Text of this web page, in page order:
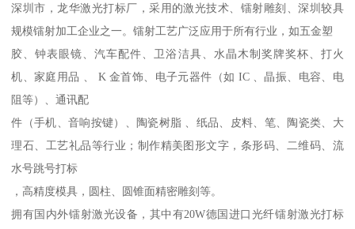
深圳市，龙华激光打标厂，采用的激光技术、镭射雕刻、深圳较具
规模镭射加工企业之一。镭射工艺广泛应用于所有行业，如五金塑
胶、钟表眼镜、汽车配件、卫浴洁具、水晶木制奖牌奖杯、打火
机、家庭用品 、 K 金首饰、电子元器件（如 IC 、晶振、电容、电
阻等）、通讯配
件（手机、音响按键）、陶瓷树脂 、纸品、皮料、笔、陶瓷类、大
理石、工艺礼品等行业；制作精美图形文字，条形码、二维码、流
水号跳号打标
，高精度模具，圆柱、圆锥面精密雕刻等。
拥有国内外镭射激光设备，其中有20W德国进口光纤镭射激光打标